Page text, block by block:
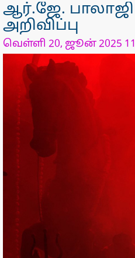
ஆர்.ஜே. பாலாஜி
அறிவிப்பு
வெள்ளி 20, ஜூன் 2025